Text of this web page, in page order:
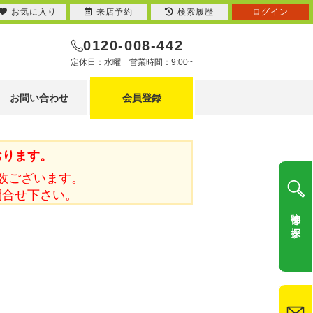
0120-008-442
定休日：水曜 営業時間：9:00~
お問い合わせ 会員登録
ます。
ざいます。
せ下さい。
お気に入り 来店予約 検索履歴 ログイン
物件を探す